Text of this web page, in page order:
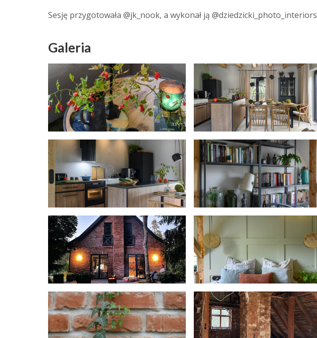
Sesję przygotowała @‌jk_nook, a wykonał ją @‌dziedzicki_photo_interiors
Galeria